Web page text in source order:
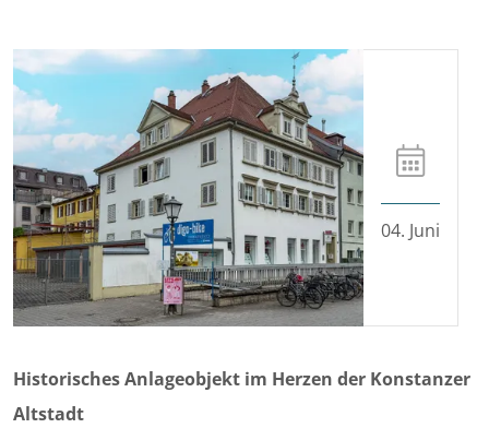
04. Juni
Historisches Anlageobjekt im Herzen der Konstanzer
Altstadt